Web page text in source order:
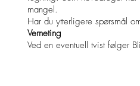
mangel.
Har du ytterligere spørsmål
Verneting
Ved en eventuell tvist følger